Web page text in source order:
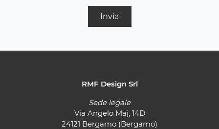
Invia
RMF Design Srl
Sede legale
Via Angelo Maj, 14D
24121 Bergamo (Bergamo)